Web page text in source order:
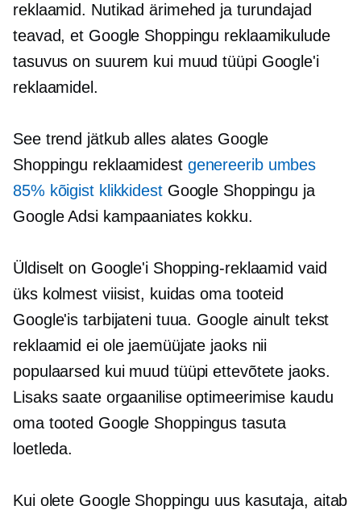
reklaamid. Nutikad ärimehed ja turundajad
teavad, et Google Shoppingu reklaamikulude
tasuvus on suurem kui muud tüüpi Google'i
reklaamidel.
See trend jätkub alles alates Google
Shoppingu reklaamidest genereerib umbes
85% kõigist klikkidestGoogle Shoppingu ja
Google Adsi kampaaniates kokku.
Üldiselt on Google'i Shopping-reklaamid vaid
üks kolmest viisist, kuidas oma tooteid
Google'is tarbijateni tuua. Google ainult tekst
reklaamid ei ole jaemüüjate jaoks nii
populaarsed kui muud tüüpi ettevõtete jaoks.
Lisaks saate orgaanilise optimeerimise kaudu
oma tooted Google Shoppingus tasuta
loetleda.
Kui olete Google Shoppingu uus kasutaja, aitab